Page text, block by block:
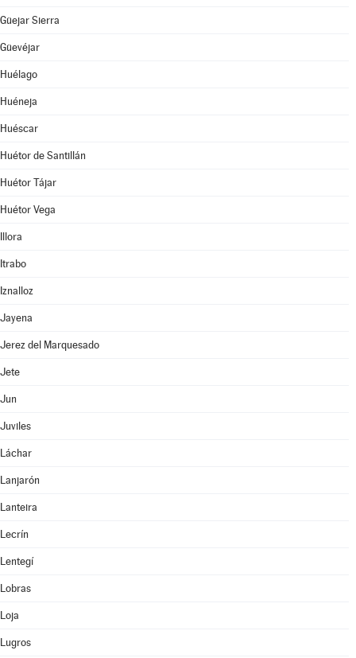
Güejar Sierra
Güevéjar
Huélago
Huéneja
Huéscar
Huétor de Santillán
Huétor Tájar
Huétor Vega
Illora
Itrabo
Iznalloz
Jayena
Jerez del Marquesado
Jete
Jun
Juviles
Láchar
Lanjarón
Lanteira
Lecrín
Lentegí
Lobras
Loja
Lugros